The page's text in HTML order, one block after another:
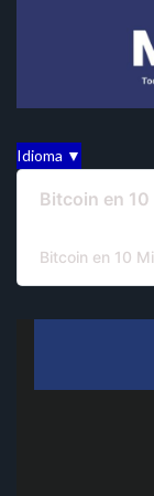
Idioma ▼
Bitcoin en
Bitcoin en 10